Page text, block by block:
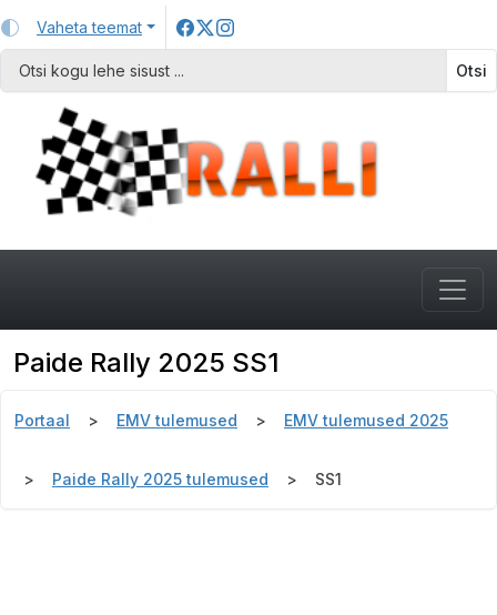
Vaheta teemat
Otsi
Paide Rally 2025 SS1
Portaal EMV tulemused EMV tulemused 2025
Paide Rally 2025 tulemused SS1